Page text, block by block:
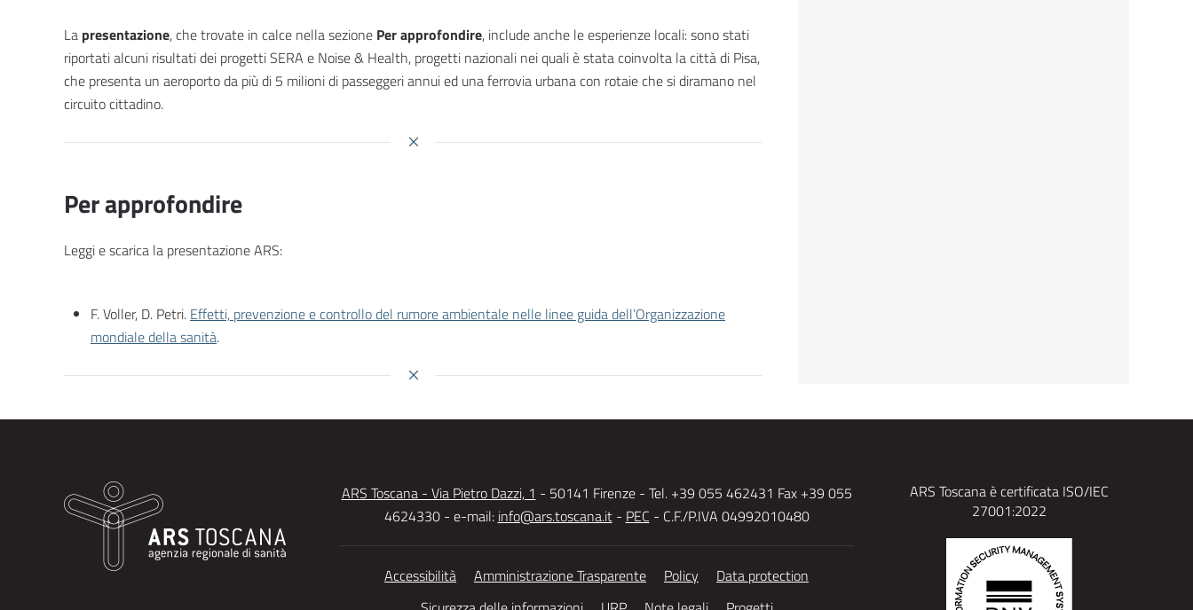
La presentazione, che trovate in calce nella sezione Per approfondire, include anche le esperienze locali: sono stati
riportati alcuni risultati dei progetti SERA e Noise & Health, progetti nazionali nei quali è stata coinvolta la città di Pisa,
che presenta un aeroporto da più di 5 milioni di passeggeri annui ed una ferrovia urbana con rotaie che si diramano nel
circuito cittadino.
Per approfondire
Leggi e scarica la presentazione ARS:
F. Voller, D. Petri. Effetti, prevenzione e controllo del rumore ambientale nelle linee guida dell’Organizzazione
mondiale della sanità.
ARS Toscana - Via Pietro Dazzi, 1 - 50141 Firenze - Tel. +39 055 462431 Fax +39 055
4624330 - e-mail: info@ars.toscana.it- PEC - C.F./P.IVA 04992010480
Accessibilità Amministrazione Trasparente Policy
Data protection
ARS Toscana è certificata ISO/IEC
27001:2022